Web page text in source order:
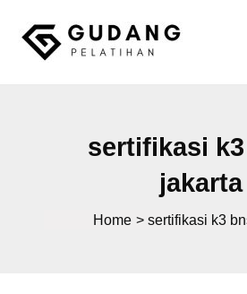
content
sertifikasi
jakarta
Home sertifikasi k3